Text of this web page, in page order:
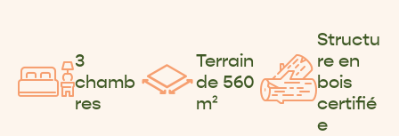
3
chamb
res
Terrain
de 560
m²
Structu
re en
bois
certifié
e